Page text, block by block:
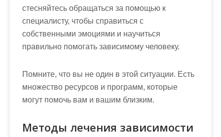
стесняйтесь обращаться за помощью к
специалисту, чтобы справиться с
собственными эмоциями и научиться
правильно помогать зависимому человеку.
Помните, что вы не один в этой ситуации. Есть
множество ресурсов и программ, которые
могут помочь вам и вашим близким.
Методы лечения зависимости